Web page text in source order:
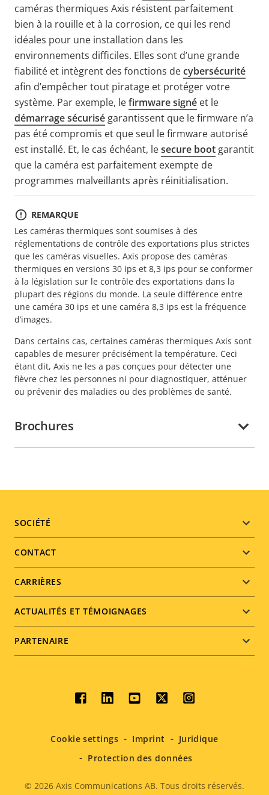
caméras thermiques Axis résistent parfaitement
bien à la rouille et à la corrosion, ce qui les rend
idéales pour une installation dans les
environnements difficiles. Elles sont d’une grande
fiabilité et intègrent des fonctions decybersécurité
afin d’empêcher tout piratage et protéger votre
système. Par exemple, lefirmware signé et le
démarrage sécurisé garantissent que le firmware n’a
pas été compromis et que seul le firmware autorisé
est installé. Et, le cas échéant, lesecure boot garantit
que la caméra est parfaitement exempte de
programmes malveillants après réinitialisation.
REMARQUE
Les caméras thermiques sont soumises à des
réglementations de contrôle des exportations plus strictes
que les caméras visuelles. Axis propose des caméras
thermiques en versions 30 ips et 8,3 ips pour se conformer
à la législation sur le contrôle des exportations dans la
plupart des régions du monde. La seule différence entre
une caméra 30 ips et une caméra 8,3 ips est la fréquence
d’images.
Dans certains cas, certaines caméras thermiques Axis sont
capables de mesurer précisément la température. Ceci
étant dit, Axis ne les a pas conçues pour détecter une
fièvre chez les personnes ni pour diagnostiquer, atténuer
ou prévenir des maladies ou des problèmes de santé.
Brochures
Footer
menu
SOCIÉTÉ
CONTACT
CARRIÈRES
ACTUALITÉS ET TÉMOIGNAGES
PARTENAIRE
Social
menu
© 2026 Axis Communications AB. Tous droits réservés.
Cookie settings Imprint
Juridique
Protection des données